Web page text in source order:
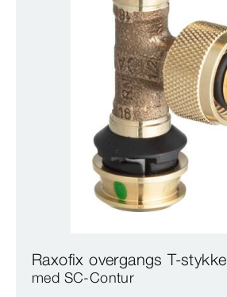
Raxofix overgangs T-stykke
med SC‑Contur